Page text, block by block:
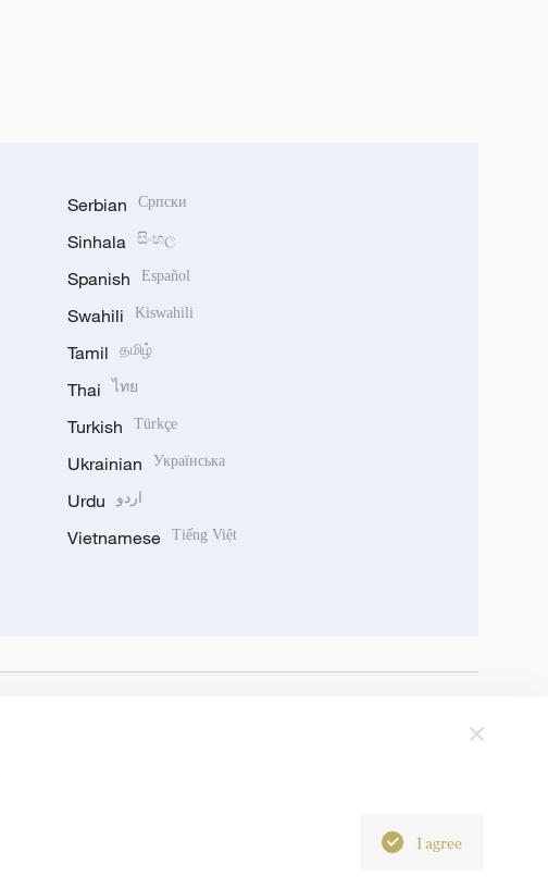
Serbian Српски
Sinhala සිංහල
Spanish Español
Swahili Kiswahili
Tamil தமிழ்
Thai ไทย
Turkish Türkçe
Ukrainian Українська
Urdu اردو
Vietnamese Tiếng Việt
I agree